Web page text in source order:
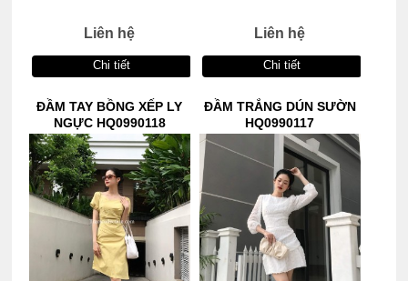
Liên hệ
Chi tiết
Liên hệ
Chi tiết
ĐẦM TAY BỒNG XẾP LY
NGỰC HQ0990118
ĐẦM TRẮNG DÚN SƯỜN
HQ0990117